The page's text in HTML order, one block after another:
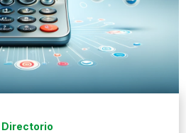
Directorio